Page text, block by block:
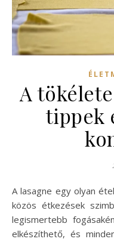
A
tippek
A lasagne egy olyan étel, amely nemcsak ízletes, hanem a
közös étkezések
legismertebb
elkészíthető, és